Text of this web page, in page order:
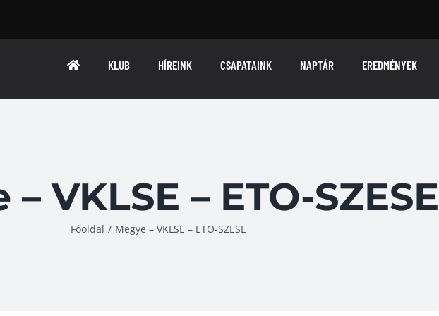
KLUB HÍREINK CSAPATAINK NAPTÁR EREDMÉNYEK
VKLSE – ETO-SZESE
Főoldal / Megye – VKLSE – ETO-SZESE